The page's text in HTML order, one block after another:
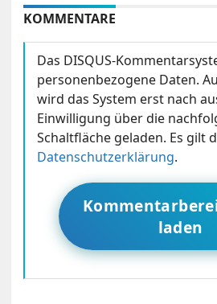
KOMMENTARE
Das DISQUS-
personenbezogene Daten.
wird das System erst nach
Einwilligung über die
Schaltfläche geladen. Es gilt
Datenschutzerklärung.
laden